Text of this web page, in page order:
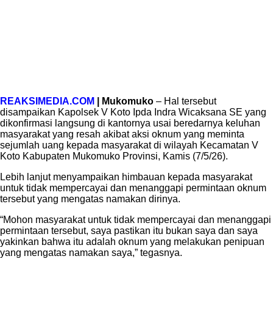
REAKSIMEDIA.COM | Mukomuko – Hal tersebut
disampaikan Kapolsek V Koto Ipda Indra Wicaksana SE yang
dikonfirmasi langsung di kantornya usai beredarnya keluhan
masyarakat yang resah akibat aksi oknum yang meminta
sejumlah uang kepada masyarakat di wilayah Kecamatan V
Koto Kabupaten Mukomuko Provinsi, Kamis (7/5/26).
Lebih lanjut menyampaikan himbauan kepada masyarakat
untuk tidak mempercayai dan menanggapi permintaan oknum
tersebut yang mengatas namakan dirinya.
“Mohon masyarakat untuk tidak mempercayai dan menanggapi
permintaan tersebut, saya pastikan itu bukan saya dan saya
yakinkan bahwa itu adalah oknum yang melakukan penipuan
yang mengatas namakan saya,” tegasnya.